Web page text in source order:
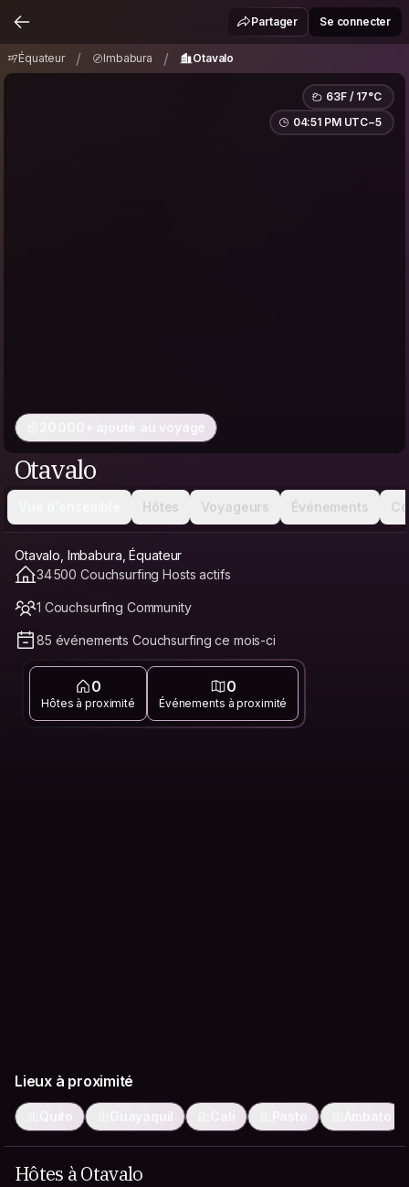
Otavalo
Partager Se connecter
Équateur / Imbabura / Otavalo
63F / 17°C
04:51 PM UTC−5
20 000+ ajouté au voyage
Otavalo
Hôtes Voyageurs Événements
Otavalo, Imbabura, Équateur
34 500 Couchsurfing Hosts actifs
1 Couchsurfing Community
85 événements Couchsurfing ce mois-ci
0
Hôtes à proximité
0
Événements à proximité
Lieux à proximité
Quito Guayaquil Cali Pasto Ambato
Hôtes à Otavalo